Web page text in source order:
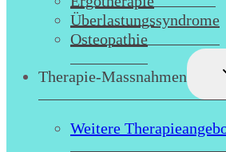
Überlastungssyndrome
Osteopathie
Therapie-Massnahmen
Weitere